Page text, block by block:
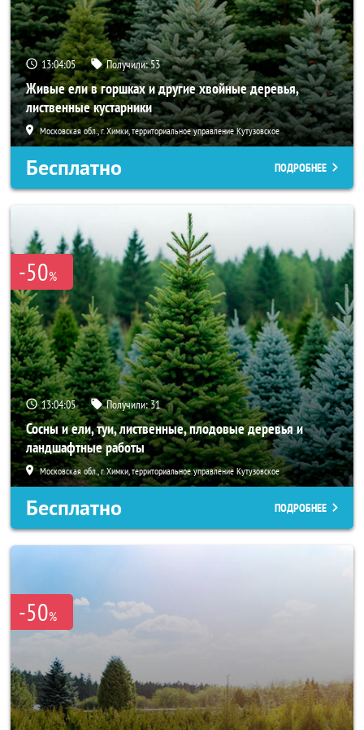
13:04:04 Получили:53
Живые ели в горшках и другие хвойные деревья,
лиственные кустарники
Московская обл., г. Химки, территориальное управление Кутузовское
Бесплатно ПОДРОБНЕЕ
-50%
13:04:04 Получили:31
Сосны и ели, туи, лиственные, плодовые деревья и
ландшафтные работы
Московская обл., г. Химки, территориальное управление Кутузовское
Бесплатно ПОДРОБНЕЕ
-50%